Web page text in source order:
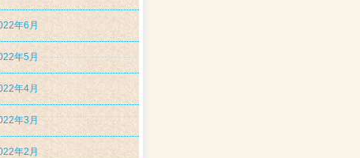
年6月
年5月
年4月
年3月
年2月